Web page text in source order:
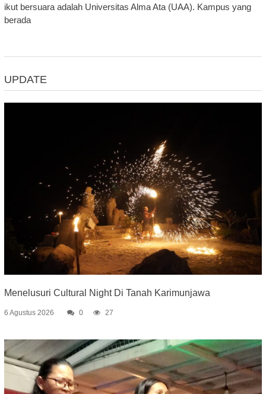
ikut bersuara adalah Universitas Alma Ata (UAA). Kampus yang
berada
UPDATE
Menelusuri Cultural Night Di Tanah Karimunjawa
6 Agustus 2026 0 27